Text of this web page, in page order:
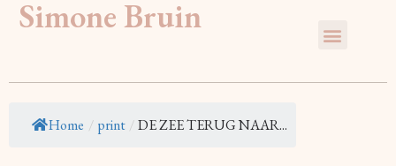
Simone Bruin
Home / print /DE ZEE TERUG NAAR...